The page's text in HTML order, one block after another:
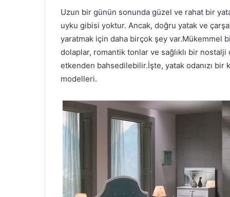
Uzun bir günün sonunda güzel ve rahat bir
uyku gibisi yoktur. Ancak, doğru yatak ve
yaratmak için daha birçok şey var.Mükemmel
dolaplar, romantik tonlar ve sağlıklı bir
etkenden bahsedilebilir.İşte, yatak odanızı
modelleri.